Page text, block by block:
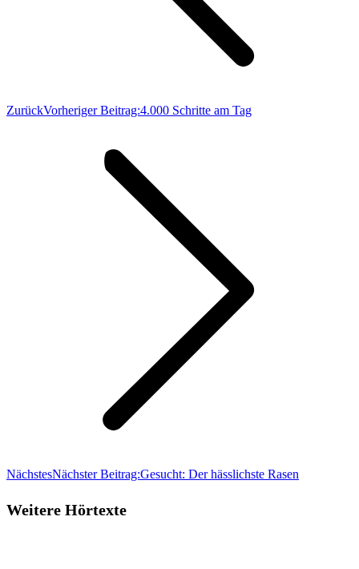
ZurückVorheriger Beitrag:4.000 Schritte am Tag
NächstesNächster Beitrag:Gesucht: Der hässlichste Rasen
Weitere Hörtexte